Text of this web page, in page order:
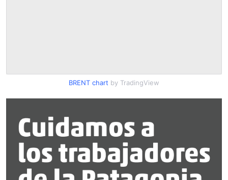
BRENT chart by TradingView